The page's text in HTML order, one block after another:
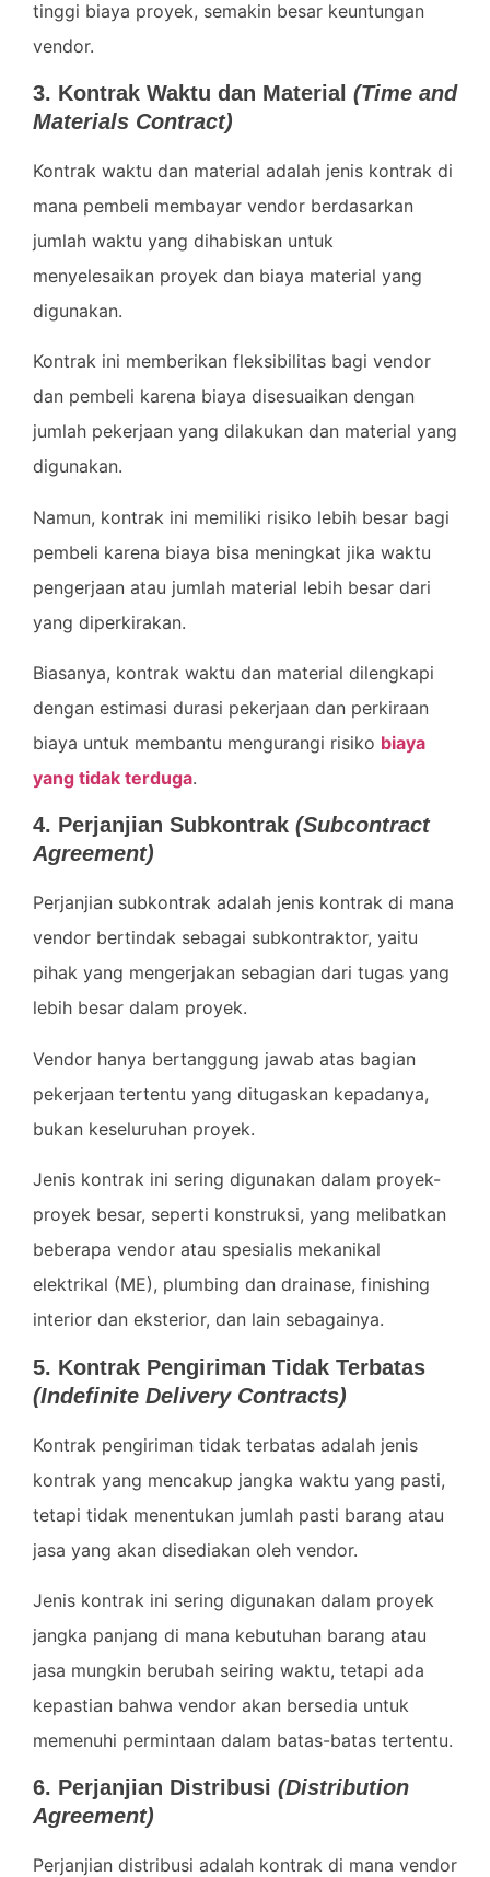
tinggi biaya proyek, semakin besar keuntungan
vendor.
3. Kontrak Waktu dan Material (Time and
Materials Contract)
Kontrak waktu dan material adalah jenis kontrak di
mana pembeli membayar vendor berdasarkan
jumlah waktu yang dihabiskan untuk
menyelesaikan proyek dan biaya material yang
digunakan.
Kontrak ini memberikan fleksibilitas bagi vendor
dan pembeli karena biaya disesuaikan dengan
jumlah pekerjaan yang dilakukan dan material yang
digunakan.
Namun, kontrak ini memiliki risiko lebih besar bagi
pembeli karena biaya bisa meningkat jika waktu
pengerjaan atau jumlah material lebih besar dari
yang diperkirakan.
Biasanya, kontrak waktu dan material dilengkapi
dengan estimasi durasi pekerjaan dan perkiraan
biaya untuk membantu mengurangi risiko biaya
yang tidak terduga.
4. Perjanjian Subkontrak (Subcontract
Agreement)
Perjanjian subkontrak adalah jenis kontrak di mana
vendor bertindak sebagai subkontraktor, yaitu
pihak yang mengerjakan sebagian dari tugas yang
lebih besar dalam proyek.
Vendor hanya bertanggung jawab atas bagian
pekerjaan tertentu yang ditugaskan kepadanya,
bukan keseluruhan proyek.
Jenis kontrak ini sering digunakan dalam proyek-
proyek besar, seperti konstruksi, yang melibatkan
beberapa vendor atau spesialis mekanikal
elektrikal (ME), plumbing dan drainase, finishing
interior dan eksterior, dan lain sebagainya.
5. Kontrak Pengiriman Tidak Terbatas
(Indefinite Delivery Contracts)
Kontrak pengiriman tidak terbatas adalah jenis
kontrak yang mencakup jangka waktu yang pasti,
tetapi tidak menentukan jumlah pasti barang atau
jasa yang akan disediakan oleh vendor.
Jenis kontrak ini sering digunakan dalam proyek
jangka panjang di mana kebutuhan barang atau
jasa mungkin berubah seiring waktu, tetapi ada
kepastian bahwa vendor akan bersedia untuk
memenuhi permintaan dalam batas-batas tertentu.
6. Perjanjian Distribusi (Distribution
Agreement)
Perjanjian distribusi adalah kontrak di mana vendor